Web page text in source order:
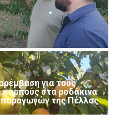
για τους
στα ροδάκινα
παραγωγών της Πέλλας